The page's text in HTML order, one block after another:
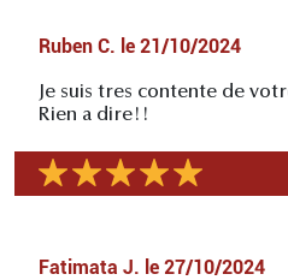
Ruben C. le 21/10/2024
Je suis tres contente de
Rien a dire!!
Fatimata J. le 27/10/2024